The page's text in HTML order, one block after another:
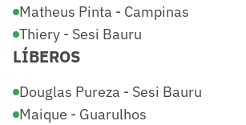
Matheus Pinta - Campinas
Thiery - Sesi Bauru
LÍBEROS
Douglas Pureza - Sesi Bauru
Maique - Guarulhos